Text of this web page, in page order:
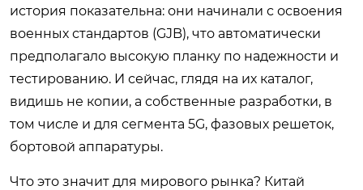
история показательна: они начинали с освоения
военных стандартов (GJB), что автоматически
предполагало высокую планку по надежности и
тестированию. И сейчас, глядя на их каталог,
видишь не копии, а собственные разработки, в
том числе и для сегмента 5G, фазовых решеток,
бортовой аппаратуры.
Что это значит для мирового рынка? Китай